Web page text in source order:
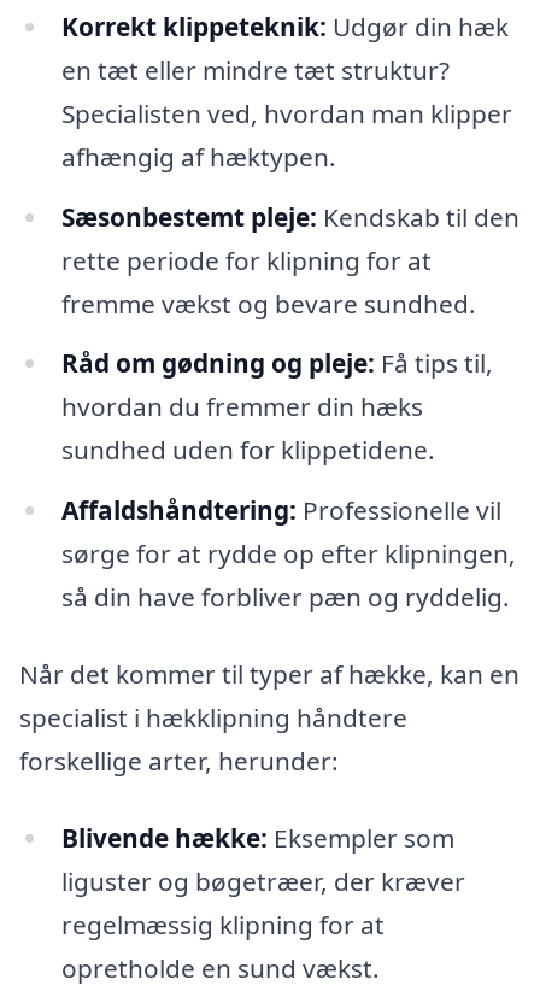
Korrekt klippeteknik: Udgør din hæk
en tæt eller mindre tæt struktur?
Specialisten ved, hvordan man klipper
afhængig af hæktypen.
Sæsonbestemt pleje: Kendskab til den
rette periode for klipning for at
fremme vækst og bevare sundhed.
Råd om gødning og pleje: Få tips til,
hvordan du fremmer din hæks
sundhed uden for klippetidene.
Affaldshåndtering: Professionelle vil
sørge for at rydde op efter klipningen,
så din have forbliver pæn og ryddelig.
Når det kommer til typer af hække, kan en
specialist i hækklipning håndtere
forskellige arter, herunder:
Blivende hække: Eksempler som
liguster og bøgetræer, der kræver
regelmæssig klipning for at
opretholde en sund vækst.